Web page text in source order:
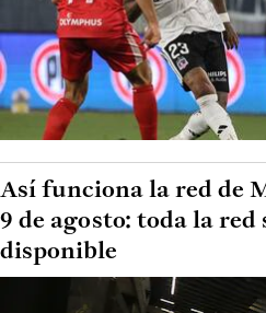
Así funciona la red de
9 de agosto: toda la red
disponible